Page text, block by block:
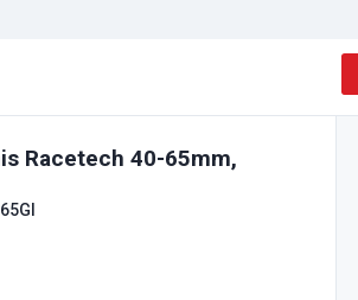
Racetech 40-65mm,